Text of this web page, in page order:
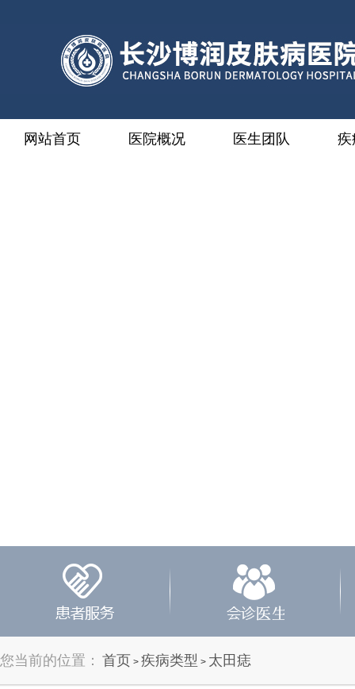
网站首页 医院概况 医生团队 疾
您当前的位置： 首页 > 疾病类型 > 太田痣